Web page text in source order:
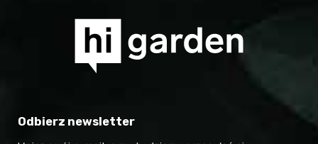
Odbierz newsletter